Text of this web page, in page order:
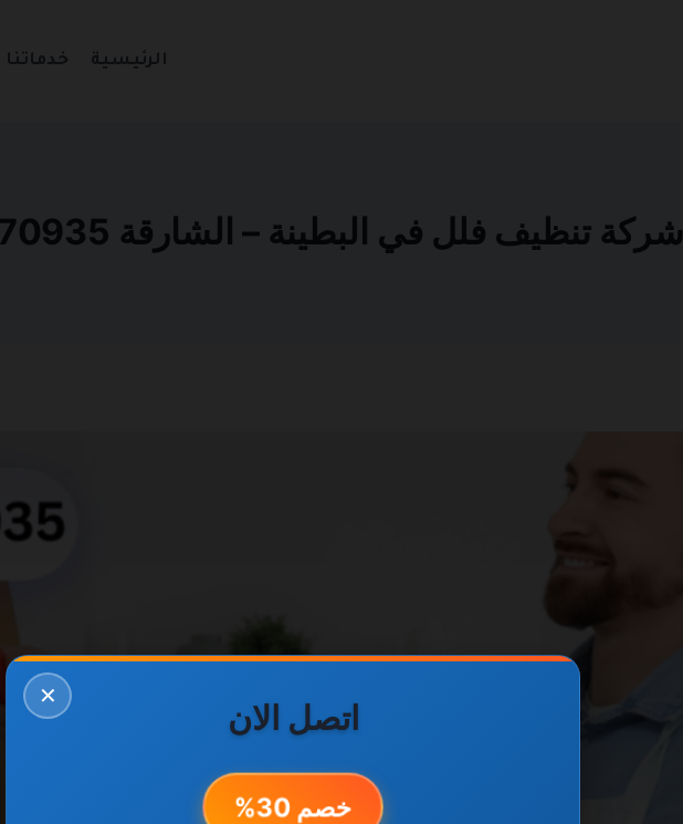
الرئيسية خدماتنا
شركة تنظيف فلل في البطينة – الشارقة 0501270935
✕
اتصل الان
خصم 30%